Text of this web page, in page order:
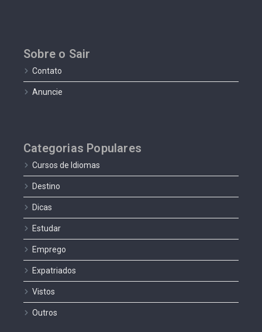
Sobre o Sair
Contato
Anuncie
Categorias Populares
Cursos de Idiomas
Destino
Dicas
Estudar
Emprego
Expatriados
Vistos
Outros